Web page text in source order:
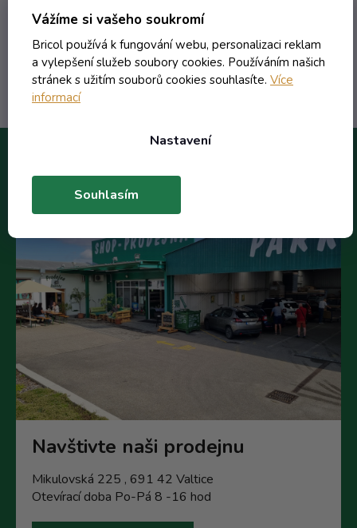
Vážíme si vašeho soukromí
Bricol používá k fungování webu, personalizaci reklam
a vylepšení služeb soubory cookies. Používáním našich
stránek s užitím souborů cookies souhlasíte. Více
informací
Nastavení
Souhlasím
PŘEDCHOZÍ ČLÁNEK DALŠÍ ČLÁNEK
Navštivte naši prodejnu
Mikulovská 225 , 691 42 Valtice
Otevírací doba Po-Pá 8 -16 hod